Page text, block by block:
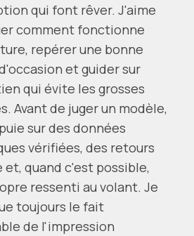
qui font rêver. J'aime
comment fonctionne
repérer une bonne
et guider sur
qui évite les grosses
Avant de juger un modèle,
sur des données
vérifiées, des retours
et, quand c'est possible,
ressenti au volant. Je
toujours le fait
de l'impression